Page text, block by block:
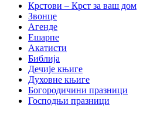
Крстови – Крст за ваш дом
Звонце
Агенде
Ешарпе
Акатисти
Библија
Дечије књиге
Духовне књиге
Богородичини празници
Господњи празници